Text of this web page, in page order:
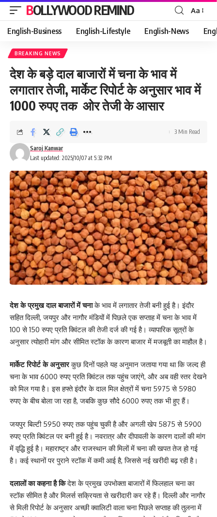
BOLLYWOOD REMIND
Font
Resizer
Aa
English-Business English-Lifestyle English-News
BREAKING NEWS
देश के बड़े दाल बाजारों में चना के भाव में
लगातार तेजी, मार्केट रिपोर्ट के अनुसार भाव में
1000 रुपए तक ओर तेजी के आसार
Last updated: 2025/10/07 at 5:32 PM
Saroj Kanwar
3 Min Read
देश के प्रमुख दाल बाजारों में चनाके भाव में लगातार तेजी बनी हुई है। इंदौर
सहित दिल्ली, जयपुर और नागौर मंडियों में पिछले एक सप्ताह में चना के भाव में
100 से 150 रुपए प्रति क्विंटल की तेजी दर्ज की गई है। व्यापारिक सूत्रों के
अनुसार त्योहारी मांग और सीमित स्टॉक के कारण बाजार में मजबूती का माहौल है।
मार्केट रिपोर्ट के अनुसारकुछ दिनों पहले यह अनुमान जताया गया था कि जल्द ही
चना के भाव 6000 रुपए प्रति क्विंटल तक पहुंच जाएंगे, और अब वही स्तर देखने
को मिल गया है। इस हफ्ते इंदौर के दाल मिल क्षेत्रों में चना 5975 से 5980
रुपए के बीच बोला जा रहा है, जबकि कुछ सौदे 6000 रुपए तक भी हुए हैं।
जयपुर बिल्टी 5950 रुपए तक पहुंच चुकी है और अगली खेप 5875 से 5900
रुपए प्रति क्विंटल पर बनी हुई है। नवरात्र और दीपावली के कारण दालों की मांग
में वृद्धि हुई है। महाराष्ट्र और राजस्थान की मिलों में चना की खपत तेज हो गई
है। कई स्थानों पर पुराने स्टॉक में कमी आई है, जिससे नई खरीदी बढ़ रही है।
दलालों का कहना है किदेश के प्रमुख उपभोक्ता बाजारों में फिलहाल चना का
स्टॉक सीमित है और मिलर्स सक्रियता से खरीदारी कर रहे हैं। दिल्ली और नागौर
से मिली रिपोर्ट के अनुसार अच्छी क्वालिटी वाला चना पिछले सप्ताह की तुलना में